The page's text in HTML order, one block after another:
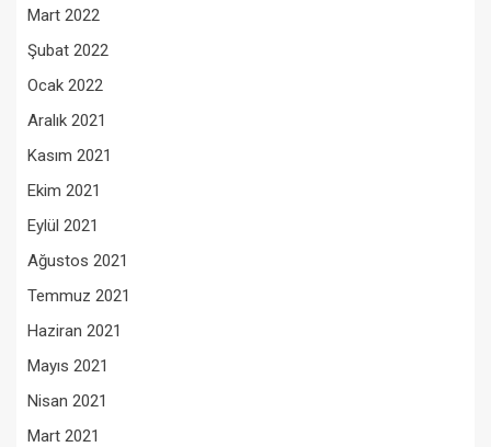
Mart 2022
Şubat 2022
Ocak 2022
Aralık 2021
Kasım 2021
Ekim 2021
Eylül 2021
Ağustos 2021
Temmuz 2021
Haziran 2021
Mayıs 2021
Nisan 2021
Mart 2021